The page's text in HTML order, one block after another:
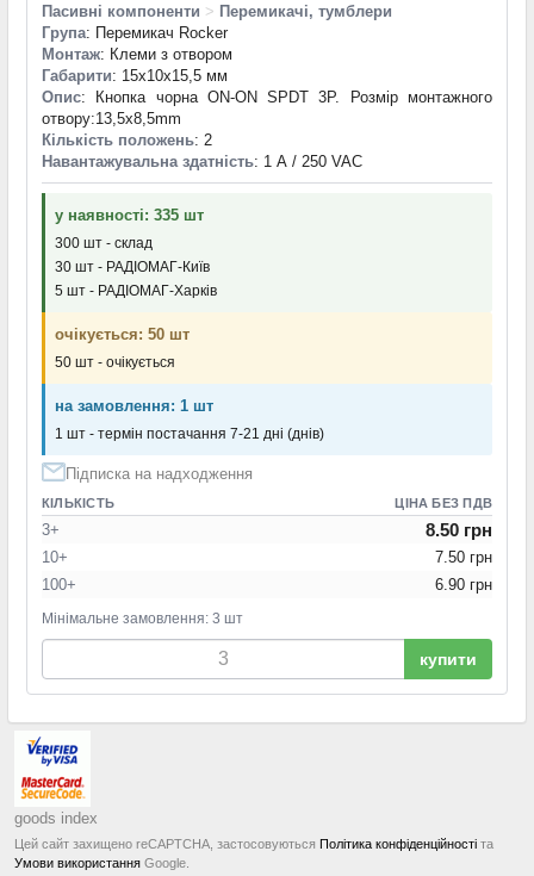
Пасивні компоненти > Перемикачі, тумблери
Група: Перемикач Rocker
Монтаж: Клеми з отвором
Габарити: 15x10x15,5 мм
Опис: Кнопка чорна ON-ON SPDT 3P. Розмір монтажного
отвору:13,5х8,5mm
Кількість положень: 2
Навантажувальна здатність: 1 А / 250 VAC
у наявності: 335 шт
300 шт - склад
30 шт - РАДІОМАГ-Київ
5 шт - РАДІОМАГ-Харків
очікується: 50 шт
50 шт - очікується
на замовлення: 1 шт
1 шт - термін постачання 7-21 дні (днів)
Підписка на надходження
КІЛЬКІСТЬ ЦІНА БЕЗ ПДВ
3+ 8.50 грн
10+
7.50 грн
100+
6.90 грн
Мінімальне замовлення: 3 шт
купити
goods index
Цей сайт захищено reCAPTCHA, застосовуються Політика конфіденційності та
Умови використання Google.